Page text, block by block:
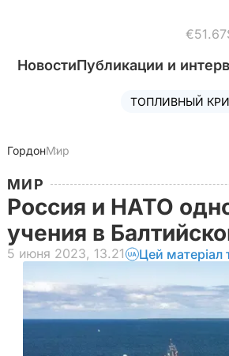
€51.67
НовостиПубликации и
ТОПЛИВНЫЙ
ГордонМир
МИР
Россия и НАТО
учения в
5 июня 2023, 13.21 Цей